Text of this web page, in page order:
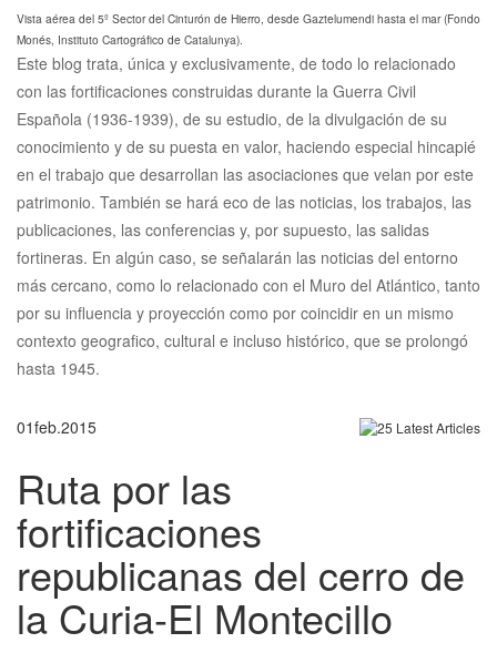
Vista aérea del 5º Sector del Cinturón de Hierro, desde Gaztelumendi hasta el mar (Fondo
Monés, Instituto Cartográfico de Catalunya).
Este blog trata, única y exclusivamente, de todo lo relacionado
con las fortificaciones construidas durante la Guerra Civil
Española (1936-1939), de su estudio, de la divulgación de su
conocimiento y de su puesta en valor, haciendo especial hincapié
en el trabajo que desarrollan las asociaciones que velan por este
patrimonio. También se hará eco de las noticias, los trabajos, las
publicaciones, las conferencias y, por supuesto, las salidas
fortineras. En algún caso, se señalarán las noticias del entorno
más cercano, como lo relacionado con el Muro del Atlántico, tanto
por su influencia y proyección como por coincidir en un mismo
contexto geografico, cultural e incluso histórico, que se prolongó
hasta 1945.
01feb.2015
Ruta por las
fortificaciones
republicanas del cerro de
la Curia-El Montecillo